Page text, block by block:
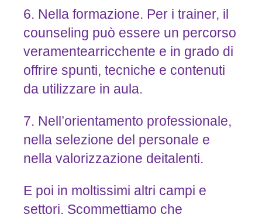
6. Nella formazione. Per i trainer, il
counseling può essere un percorso
veramentearricchente e in grado di
offrire spunti, tecniche e contenuti
da utilizzare in aula.
7. Nell’orientamento professionale,
nella selezione del personale e
nella valorizzazione deitalenti.
E poi in moltissimi altri campi e
settori. Scommettiamo che